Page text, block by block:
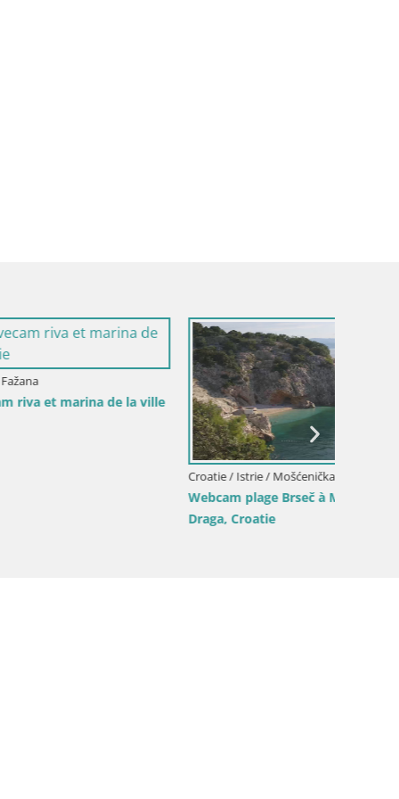
la ville
Croatie / Istrie / Mošćenička Draga
Webcam plage Brseč à Mošćenička